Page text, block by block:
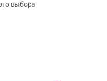
выбора